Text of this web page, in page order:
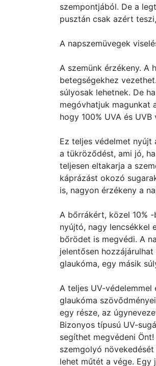
szempontjából. De a
pusztán csak azért
A napszemüvegek
A szemünk érzékeny. A
betegségekhez
súlyosak lehetnek. De
megóvhatjuk magunkat
hogy 100% UVA és
Ez teljes védelmet nyújt
a tükröződést, ami jó,
teljesen eltakarja a
káprázást okozó
is, nagyon érzékeny a
A bőrrákért, közel 10%
nyújtó, nagy lencsékkel
bőrödet is megvédi. A
jelentősen
glaukóma, egy másik
A teljes UV-
glaukóma
egy része, az
Bizonyos típusú UV-
segíthet megvédeni
szemgolyó
lehet műtét a vége. Egy